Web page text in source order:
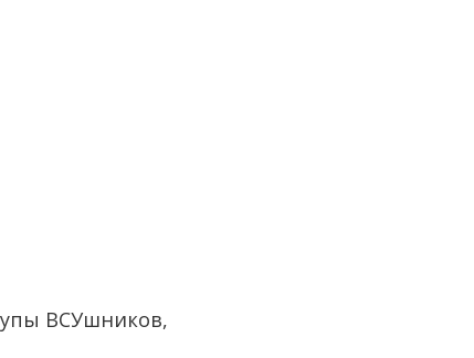
ВСУшников,